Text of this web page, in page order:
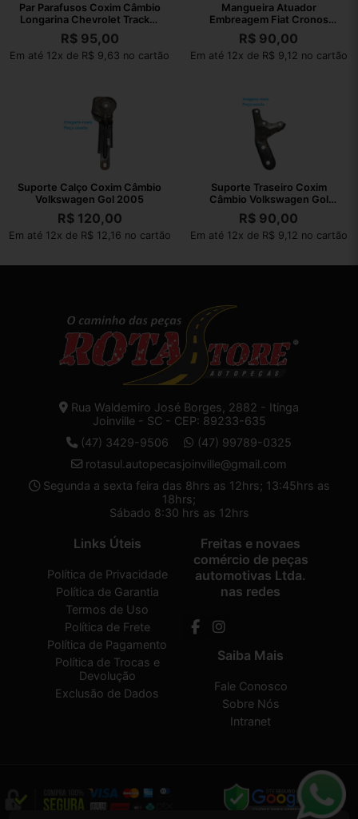
Par Parafusos Coxim Câmbio
Longarina Chevrolet Tracker
2023
R$95,00
Em até 12x de R$ 9,63 no cartão
Mangueira Atuador
Embreagem Fiat Cronos
2023 T47914806
R$ 90,00
Em até 12x de R$ 9,12 no cartão
Suporte Calço Coxim Câmbio
Volkswagen Gol 2005
R$120,00
Em até 12x de R$ 12,16 no cartão
Suporte Traseiro Coxim
Câmbio Volkswagen Gol
2008 377399115
R$ 90,00
Em até 12x de R$ 9,12 no cartão
Rua Waldemiro José Borges, 2882 - Itinga
Joinville - SC - CEP: 89233-635
(47) 3429-9506
(47) 99789-0325
rotasul.autopecasjoinville@gmail.com
Segunda a sexta feira das 8hrs as 12hrs; 13:45hrs as
18hrs;
Sábado 8:30 hrs as 12hrs
Links Úteis
Política de Privacidade
Política de Garantia
Termos de Uso
Política de Frete
Política de Pagamento
Política de Trocas e
Devolução
Exclusão de Dados
Freitas e novaes
comércio de peças
automotivas Ltda.
nas redes
Saiba Mais
Fale Conosco
Sobre Nós
Intranet